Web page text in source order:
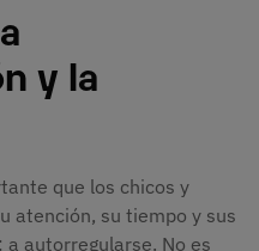
y la
que los chicos y
atención, su tiempo y sus
autorregularse. No es